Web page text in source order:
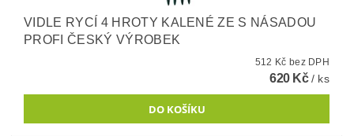
VIDLE RYCÍ 4 HROTY KALENÉ ZE S NÁSADOU
PROFI ČESKÝ VÝROBEK
512 Kč bez DPH
620 Kč/ ks